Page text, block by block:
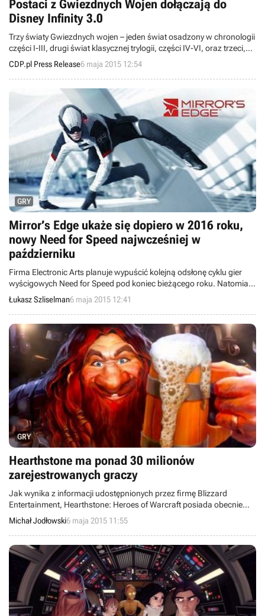
Postaci z Gwiezdnych Wojen dołączają do
Disney Infinity 3.0
Trzy światy Gwiezdnych wojen – jeden świat osadzony w chronologii
części I-III, drugi świat klasycznej trylogii, części IV-VI, oraz trzeci,
który zostanie udostępniony zimą, oparty na nadchodzącym filmie
Gwiezdne wojny: Przebudzenie Mocy.
CDP.pl Press Release6 maja 2015 12:54
GRY
Mirror’s Edge ukaże się dopiero w 2016 roku,
nowy Need for Speed najwcześniej w
październiku
Firma Electronic Arts planuje wypuścić kolejną odsłonę cyklu gier
wyścigowych Need for Speed pod koniec bieżącego roku. Natomiast
nowy Mirror's Edge ukaże się w pierwszym kwartale roku 2016.
Łukasz Szliselman6 maja 2015 12:41
GRY
Hearthstone ma ponad 30 milionów
zarejestrowanych graczy
Jak wynika z informacji udostępnionych przez firmę Blizzard
Entertainment, Hearthstone: Heroes of Warcraft posiada obecnie
ponad 30 milionów zarejestrowanych użytkowników.
Michał Jodłowski6 maja 2015 11:55